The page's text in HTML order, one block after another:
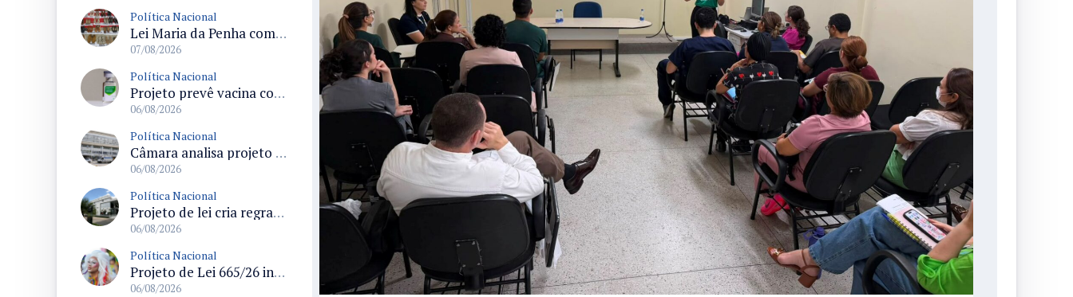
Política Nacional
Lei Maria da Penha completa 20 anos consolidada como norma de proteção e medidas protetivas no Brasil
07/08/2026
Política Nacional
Projeto prevê vacina contra HPV obrigatória e testes moleculares para rastreamento do câncer do colo do útero
06/08/2026
Política Nacional
Câmara analisa projeto que cria Política Nacional de Qualificação e Valorização da Preceptoria na Residência Médica
06/08/2026
Política Nacional
Projeto de lei cria regras para punir litigância abusiva reversa e integrar sistemas do Judiciário
06/08/2026
Política Nacional
Projeto de Lei 665/26 institui política nacional para prevenção ao transfeminicídio e prevê medidas de proteção e reparação
06/08/2026